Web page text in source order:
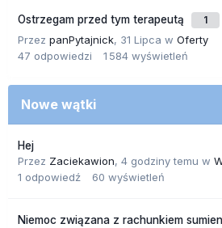
Ostrzegam przed tym terapeutą 1
Przez panPytajnick, 31 Lipca w Oferty
47 odpowiedzi 1 584 wyświetleń
Nowe wątki
Hej
Przez Zaciekawion, 4 godziny temu w
1 odpowiedź 60 wyświetleń
Niemoc związana z rachunkiem